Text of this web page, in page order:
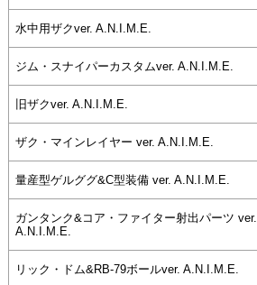
水中用ザクver. A.N.I.M.E.
ジム・スナイパーカスタムver. A.N.I.M.E.
旧ザクver. A.N.I.M.E.
ザク・マインレイヤー ver. A.N.I.M.E.
量産型ゲルググ&C型装備 ver. A.N.I.M.E.
ガンタンク&コア・ファイター射出パーツ ver.
A.N.I.M.E.
リック・ドム&RB-79ボールver. A.N.I.M.E.